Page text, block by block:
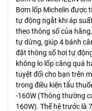
Bơm lốp Michelin được
tự động ngắt khi áp
theo thông số của
tự dừng, giúp 4 bánh
đặt thông số hơi tự
không lo lốp căng quá
tuyệt đối cho bạn trên
trong điều kiện tẩu
-160W (Thông thường
160W). Thế hệ trước là